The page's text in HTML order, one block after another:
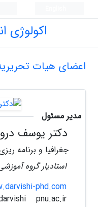
اکولوژی
اعضای هیات
مدیر مسئول
دکتر یوسف
جغرافیا و برنامه
استادیار گروه
phd.com
pnu.ac.ir